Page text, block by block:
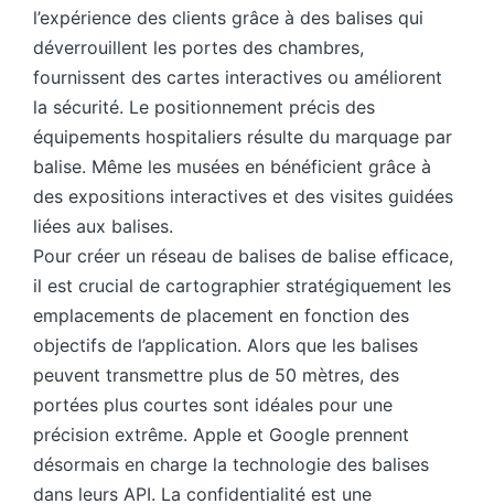
l’expérience des clients grâce à des balises qui
déverrouillent les portes des chambres,
fournissent des cartes interactives ou améliorent
la sécurité. Le positionnement précis des
équipements hospitaliers résulte du marquage par
balise. Même les musées en bénéficient grâce à
des expositions interactives et des visites guidées
liées aux balises.
Pour créer un réseau de balises de balise efficace,
il est crucial de cartographier stratégiquement les
emplacements de placement en fonction des
objectifs de l’application. Alors que les balises
peuvent transmettre plus de 50 mètres, des
portées plus courtes sont idéales pour une
précision extrême. Apple et Google prennent
désormais en charge la technologie des balises
dans leurs API. La confidentialité est une